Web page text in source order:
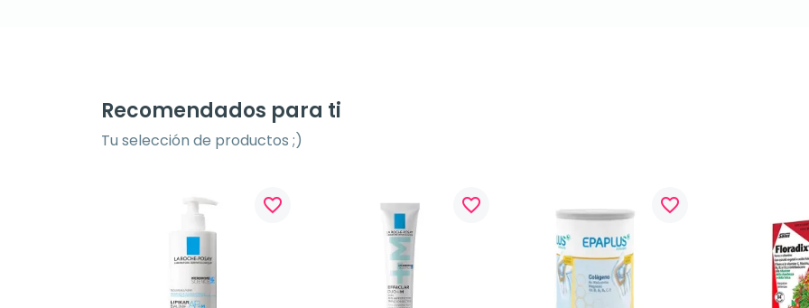
Recomendados para ti
Tu selección de productos ;)
favorite_border favorite_border favorite_border